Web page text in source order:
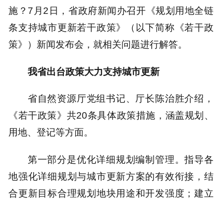
施？7月2日，省政府新闻办召开《规划用地全链
条支持城市更新若干政策》（以下简称《若干政
策》）新闻发布会，就相关问题进行解答。
我省出台政策大力支持城市更新
省自然资源厅党组书记、厅长陈治胜介绍，
《若干政策》共20条具体政策措施，涵盖规划、
用地、登记等方面。
第一部分是优化详细规划编制管理。指导各
地强化详细规划与城市更新方案的有效衔接，结
合更新目标合理规划地块用途和开发强度；建立